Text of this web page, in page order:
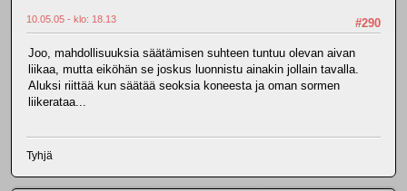
#290
10.05.05 - klo: 18.13
Joo, mahdollisuuksia säätämisen suhteen tuntuu olevan aivan
liikaa, mutta eiköhän se joskus luonnistu ainakin jollain tavalla.
Aluksi riittää kun säätää seoksia koneesta ja oman sormen
liikerataa...
Tyhjä